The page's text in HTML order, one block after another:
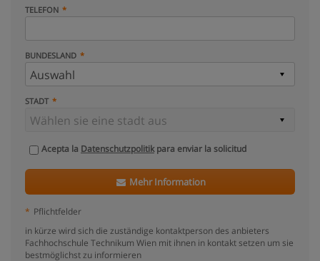
TELEFON
BUNDESLAND
STADT
Acepta la Datenschutzpolitikpara enviar la solicitud
Mehr Information
* Pflichtfelder
in kürze wird sich die zuständige kontaktperson des anbieters
Fachhochschule Technikum Wien mit ihnen in kontakt setzen um sie
bestmöglichst zu informieren